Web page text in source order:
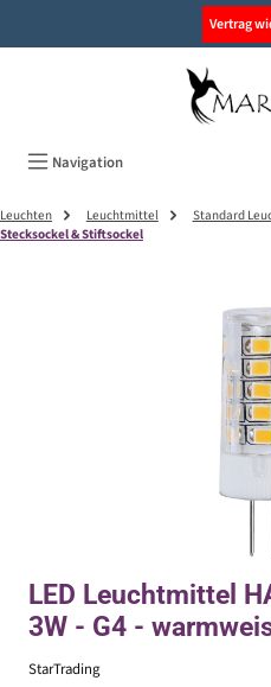
Vertrag
Navigation
Leuchten Leuchtmittel
Standard
Stecksockel & Stiftsockel
LED Leuchtmittel
3W - G4 -
StarTrading